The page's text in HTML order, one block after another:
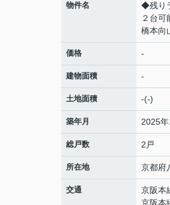
物件名
◆残り
２台
橋本向
価格 -
建物面積 -
土地面積 -(-)
築年月 2025年
総戸数 2戸
所在地 京都府
交通 京阪本
京阪本